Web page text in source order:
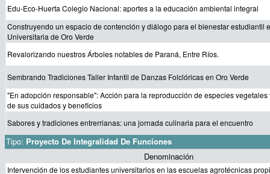
Edu-Eco-Huerta Colegio Nacional: aportes a la educación ambiental integral
Construyendo un espacio de contención y diálogo para el bienestar estudiantil
Universitaria de Oro Verde
Revalorizando nuestros Árboles notables de Paraná, Entre Ríos.
Sembrando Tradiciones Taller Infantil de Danzas Folclóricas en Oro Verde
"En adopción responsable": Acción para la reproducción de especies vegetales
de sus cuidados y beneficios
Sabores y tradiciones entrerrianas: una jornada culinaria para el encuentro
Tipo: Proyecto De Integralidad De Funciones
Denominación
Intervención de los estudiantes universitarios en las escuelas agrotécnicas